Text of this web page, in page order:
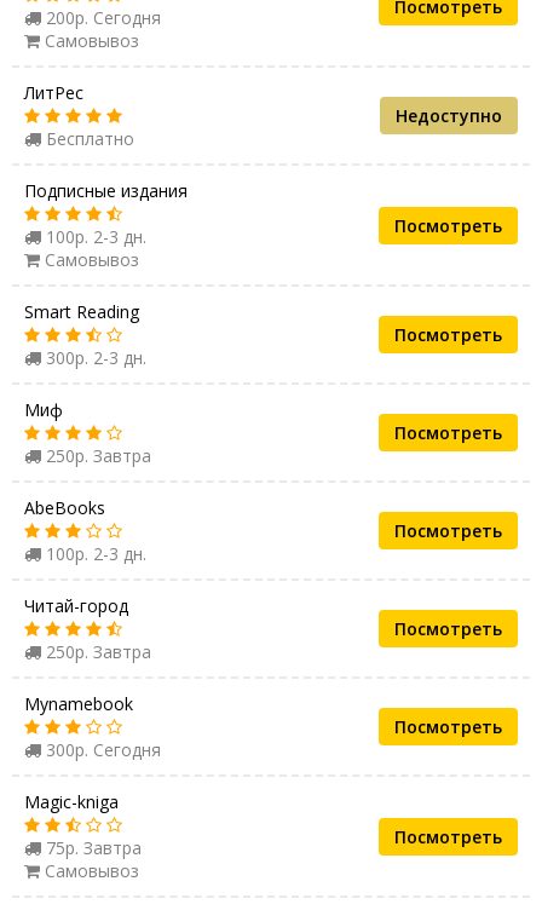
200р. Сегодня
Самовывоз
Посмотреть
ЛитРес
Бесплатно
Недоступно
Подписные издания
100р. 2-3 дн.
Самовывоз
Посмотреть
Smart Reading
300р. 2-3 дн.
Посмотреть
Миф
250р. Завтра
Посмотреть
AbeBooks
100р. 2-3 дн.
Посмотреть
Читай-город
250р. Завтра
Посмотреть
Mynamebook
300р. Сегодня
Посмотреть
Magic-kniga
75р. Завтра
Самовывоз
Посмотреть